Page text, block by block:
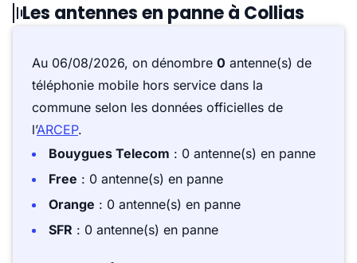
Les antennes en panne à Collias
Au 06/08/2026, on dénombre 0 antenne(s) de
téléphonie mobile hors service dans la
commune selon les données officielles de
l’ARCEP.
Bouygues Telecom : 0 antenne(s) en panne
Free : 0 antenne(s) en panne
Orange : 0 antenne(s) en panne
SFR : 0 antenne(s) en panne